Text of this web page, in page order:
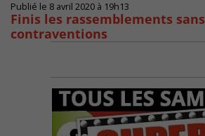
Publié le 8 avril 2020 à 19h13
Finis les rassemblements sans
contraventions